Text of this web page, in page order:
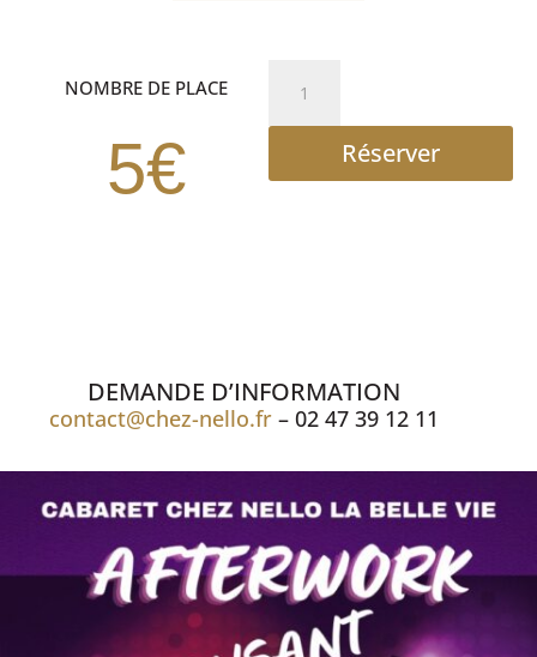
NOMBRE DE PLACE
5€
AFTER
DANSANT
Réserver
DEMANDE D’INFORMATION
contact@chez-nello.fr – 02 47 39 12 11